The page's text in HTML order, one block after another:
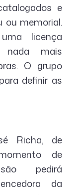
e
ou memorial.
licença
nada mais
O grupo
definir as
Richa, de
de
pedirá
da